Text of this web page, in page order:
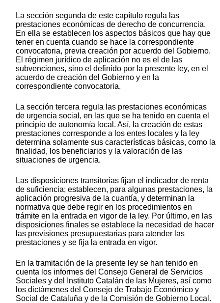
La sección segunda de este capítulo regula las
prestaciones económicas de derecho de concurrencia.
En ella se establecen los aspectos básicos que hay que
tener en cuenta cuando se hace la correspondiente
convocatoria, previa creación por acuerdo del Gobierno.
El régimen jurídico de aplicación no es el de las
subvenciones, sino el definido por la presente ley, en el
acuerdo de creación del Gobierno y en la
correspondiente convocatoria.
La sección tercera regula las prestaciones económicas
de urgencia social, en las que se ha tenido en cuenta el
principio de autonomía local. Así, la creación de estas
prestaciones corresponde a los entes locales y la ley
determina solamente sus características básicas, como la
finalidad, los beneficiarios y la valoración de las
situaciones de urgencia.
Las disposiciones transitorias fijan el indicador de renta
de suficiencia; establecen, para algunas prestaciones, la
aplicación progresiva de la cuantía, y determinan la
normativa que debe regir en los procedimientos en
trámite en la entrada en vigor de la ley. Por último, en las
disposiciones finales se establece la necesidad de hacer
las previsiones presupuestarias para atender las
prestaciones y se fija la entrada en vigor.
En la tramitación de la presente ley se han tenido en
cuenta los informes del Consejo General de Servicios
Sociales y del Instituto Catalán de las Mujeres, así como
los dictámenes del Consejo de Trabajo Económico y
Social de Cataluña y de la Comisión de Gobierno Local.